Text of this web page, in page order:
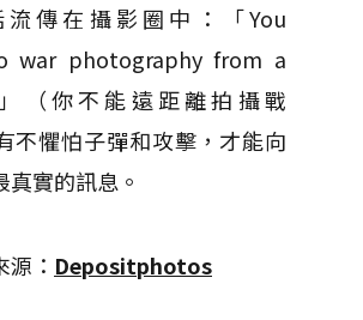
傳在攝影圈中：「You
war photography from a
（你不能遠距離拍攝戰
不懼怕子彈和攻擊，才能向
真實的訊息。
： Depositphotos